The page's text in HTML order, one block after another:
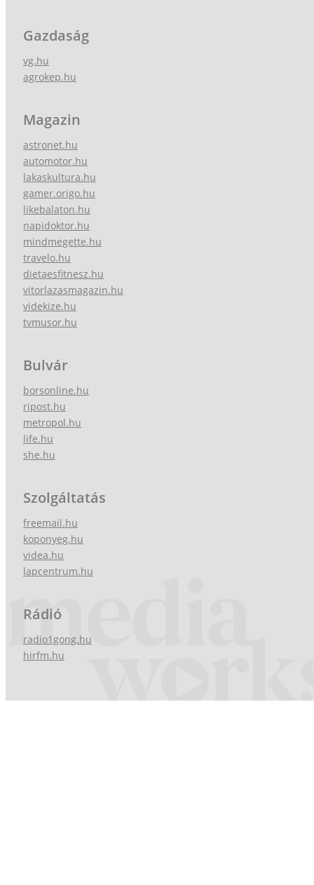
Gazdaság
vg.hu
agrokep.hu
Magazin
astronet.hu
automotor.hu
lakaskultura.hu
gamer.origo.hu
likebalaton.hu
napidoktor.hu
mindmegette.hu
travelo.hu
dietaesfitnesz.hu
vitorlazasmagazin.hu
videkize.hu
tvmusor.hu
Bulvár
borsonline.hu
ripost.hu
metropol.hu
life.hu
she.hu
Szolgáltatás
freemail.hu
koponyeg.hu
videa.hu
lapcentrum.hu
Rádió
radio1gong.hu
hirfm.hu